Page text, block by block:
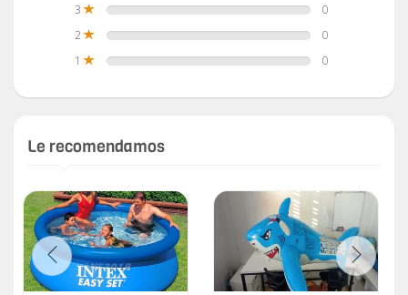
3
0
2
0
1
0
Le recomendamos